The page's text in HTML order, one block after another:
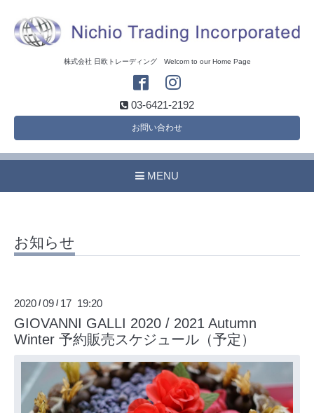
株式会社 日欧トレーディング Welcom to our Home Page
03-6421-2192
お問い合わせ
MENU
お知らせ
2020 /09 / 17 19:20
GIOVANNI GALLI 2020 / 2021 Autumn
Winter 予約販売スケジュール（予定）